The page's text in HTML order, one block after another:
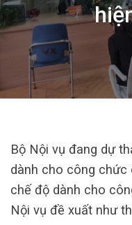
Bộ Nội vụ đang dự
dành cho công chức
chế độ dành cho
Nội vụ đề xuất như